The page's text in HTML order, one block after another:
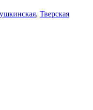
, Тверская